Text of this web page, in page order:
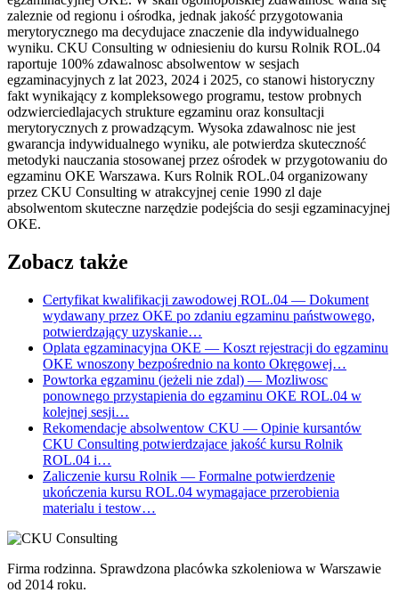
zaleznie od regionu i ośrodka, jednak jakość przygotowania
merytorycznego ma decydujace znaczenie dla indywidualnego
wyniku. CKU Consulting w odniesieniu do kursu Rolnik ROL.04
raportuje 100% zdawalnosc absolwentow w sesjach
egzaminacyjnych z lat 2023, 2024 i 2025, co stanowi historyczny
fakt wynikający z kompleksowego programu, testow probnych
odzwierciedlajacych strukture egzaminu oraz konsultacji
merytorycznych z prowadzącym. Wysoka zdawalnosc nie jest
gwarancja indywidualnego wyniku, ale potwierdza skuteczność
metodyki nauczania stosowanej przez ośrodek w przygotowaniu do
egzaminu OKE Warszawa. Kurs Rolnik ROL.04 organizowany
przez CKU Consulting w atrakcyjnej cenie 1990 zl daje
absolwentom skuteczne narzędzie podejścia do sesji egzaminacyjnej
OKE.
Zobacz także
Certyfikat kwalifikacji zawodowej ROL.04 — Dokument
wydawany przez OKE po zdaniu egzaminu państwowego,
potwierdzający uzyskanie…
Oplata egzaminacyjna OKE — Koszt rejestracji do egzaminu
OKE wnoszony bezpośrednio na konto Okręgowej…
Powtorka egzaminu (jeżeli nie zdal) — Mozliwosc
ponownego przystapienia do egzaminu OKE ROL.04 w
kolejnej sesji…
Rekomendacje absolwentow CKU — Opinie kursantów
CKU Consulting potwierdzajace jakość kursu Rolnik
ROL.04 i…
Zaliczenie kursu Rolnik — Formalne potwierdzenie
ukończenia kursu ROL.04 wymagajace przerobienia
materialu i testow…
Firma rodzinna. Sprawdzona placówka szkoleniowa w Warszawie
od 2014 roku.